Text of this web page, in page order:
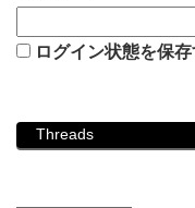
ログイン状態を保存
Threads